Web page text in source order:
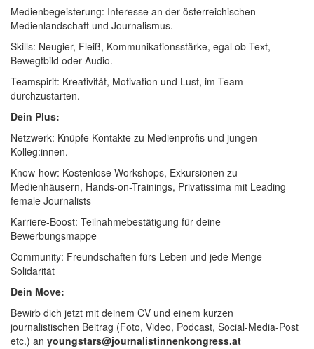
Medienbegeisterung: Interesse an der österreichischen
Medienlandschaft und Journalismus.
Skills: Neugier, Fleiß, Kommunikationsstärke, egal ob Text,
Bewegtbild oder Audio.
Teamspirit: Kreativität, Motivation und Lust, im Team
durchzustarten.
Dein Plus:
Netzwerk: Knüpfe Kontakte zu Medienprofis und jungen
Kolleg:innen.
Know-how: Kostenlose Workshops, Exkursionen zu
Medienhäusern, Hands-on-Trainings, Privatissima mit Leading
female Journalists
Karriere-Boost: Teilnahmebestätigung für deine
Bewerbungsmappe
Community: Freundschaften fürs Leben und jede Menge
Solidarität
Dein Move:
Bewirb dich jetzt mit deinem CV und einem kurzen
journalistischen Beitrag (Foto, Video, Podcast, Social-Media-Post
etc.) an youngstars@journalistinnenkongress.at